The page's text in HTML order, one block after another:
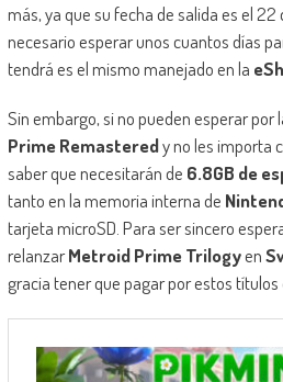
más, ya que su fecha de salida es el
necesario esperar unos cuantos días
tendrá es el mismo manejado en la
Sin embargo, si no pueden esperar por
Prime Remasteredy no les importa
saber que necesitarán de 6.8GB de
tanto en la memoria interna de
tarjeta microSD. Para ser sincero
relanzarMetroid Prime Trilogyen
gracia tener que pagar por estos títulos